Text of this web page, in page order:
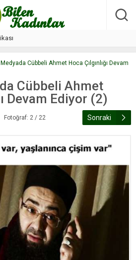
5 gün kala hayatını kaybetti
Cübbeli Ahmet Hoca Çılgınlığı Devam
Cübbeli Ahmet
Devam Ediyor (2)
Fotoğraf: 2 / 22 Sonraki